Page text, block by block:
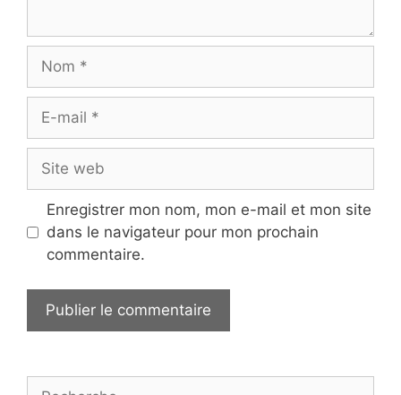
Nom
Site
web
Enregistrer mon nom, mon e-mail et mon site
dans le navigateur pour mon prochain
commentaire.